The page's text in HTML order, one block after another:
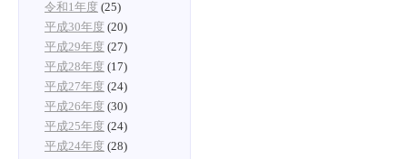
令和1年度 (25)
平成30年度 (20)
平成29年度 (27)
平成28年度 (17)
平成27年度 (24)
平成26年度 (30)
平成25年度 (24)
平成24年度 (28)